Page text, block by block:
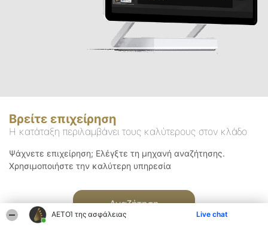
ΑΕΤΟΊ της ασφάλειας Live chat
Βρείτε επιχείρηση
Η κατάταξη περιλαμβάνει τους καλύτερους στον κλάδο
Ψάχνετε επιχείρηση; Ελέγξτε τη μηχανή αναζήτησης.
Χρησιμοποιήστε την καλύτερη υπηρεσία
Αναζήτηση